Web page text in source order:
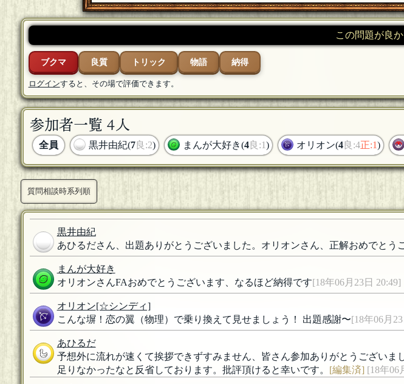
この問題が良
ブクマ 良質 トリック 物語 納得
ログインすると、その場で評価できます。
参加者一覧 4人
全員 黒井由紀(7良:2) まんが大好き(4良:1) オリオン(4良:4正:1)
質問相談時系列順
黒井由紀
あひるださん、出題ありがとうございました。オリオンさん、正解おめでとう
まんが大好き
オリオンさんFAおめでとうございます、なるほど納得です[18年06月23日 20:49]
オリオン[☆シンディ]
こんな塀！恋の翼（物理）で乗り換えて見せましょう！ 出題感謝〜[18年06月
あひるだ
予想外に流れが速くて挨拶できずすみません、皆さん参加ありがとうござい
足りなかったなと反省しております。批評頂けると幸いです。
[編集済] [18年06